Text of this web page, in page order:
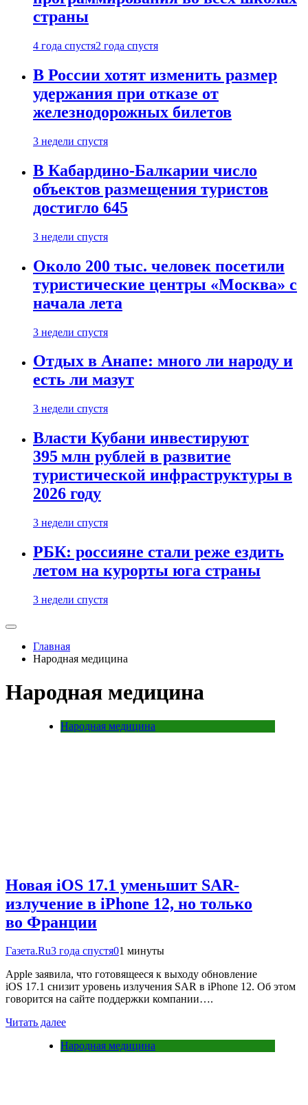
страны
4 года спустя2 года спустя
В России хотят изменить размер
удержания при отказе от
железнодорожных билетов
3 недели спустя
В Кабардино-Балкарии число
объектов размещения туристов
достигло 645
3 недели спустя
Около 200 тыс. человек посетили
туристические центры «Москва» с
начала лета
3 недели спустя
Отдых в Анапе: много ли народу и
есть ли мазут
3 недели спустя
Власти Кубани инвестируют
395 млн рублей в развитие
туристической инфраструктуры в
2026 году
3 недели спустя
РБК: россияне стали реже ездить
летом на курорты юга страны
3 недели спустя
Главная
Народная медицина
Народная медицина
Народная медицина
Новая iOS 17.1 уменьшит SAR-
излучение в iPhone 12, но только
во Франции
Газета.Ru3 года спустя01 минуты
Apple заявила, что готовящееся к выходу обновление
iOS 17.1 снизит уровень излучения SAR в iPhone 12. Об этом
говорится на сайте поддержки компании….
Читать далее
Народная медицина